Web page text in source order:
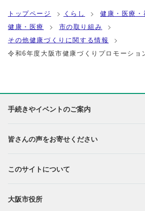
トップページ くらし
健康・医療・
健康・医療
市の取り組み
その他健康づくりに関する情報
令和6年度大阪市健康づくりプロモーショ
手続きやイベントのご案内
皆さんの声をお寄せください
このサイトについて
大阪市役所